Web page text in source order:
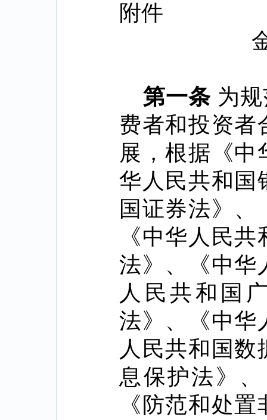
附件
第一条 为
费者和投资者
展，根据《中
华人民共和国
国证券法》
《中华人民
法》、《中华
人民共和国
法》、《中华
人民共和国
息保护法》
《防范和处